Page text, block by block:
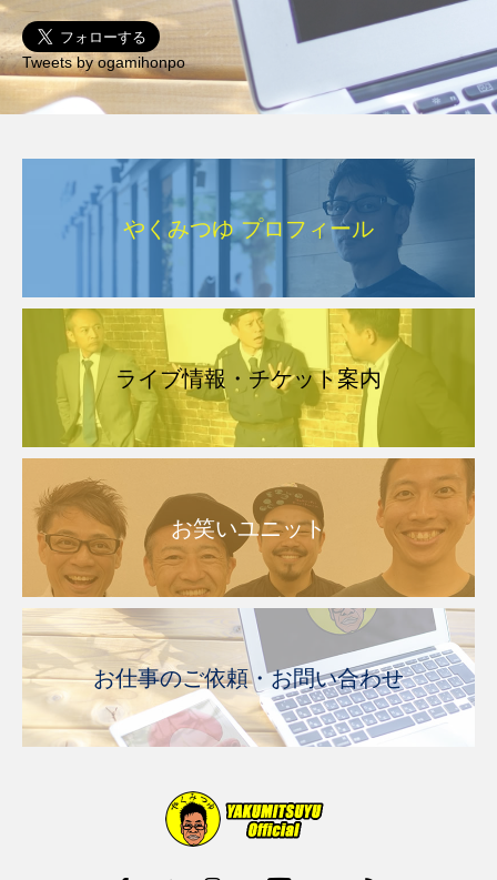
Tweets by ogamihonpo
やくみつゆ プロフィール
ライブ情報・チケット案内
お笑いユニット
お仕事のご依頼・お問い合わせ